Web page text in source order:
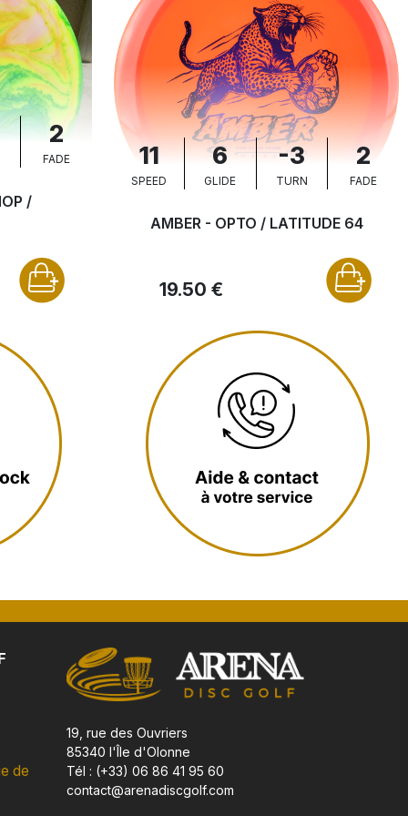
2
FADE
/
11
SPEED
6
GLIDE
-3
TURN
2
FADE
AMBER - OPTO / LATITUDE 64
19.50 €
de
19, rue des Ouvriers
85340 l'Île d'Olonne
Tél : (+33) 06 86 41 95 60
contact@arenadiscgolf.com